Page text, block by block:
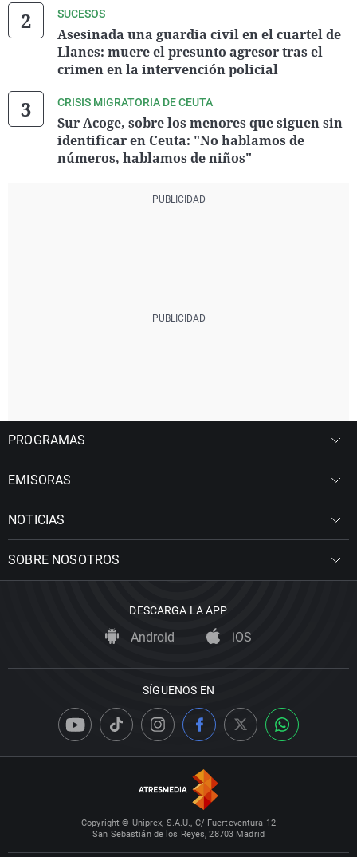
SUCESOS
Asesinada una guardia civil en el cuartel de
Llanes: muere el presunto agresor tras el
crimen en la intervención policial
CRISIS MIGRATORIA DE CEUTA
Sur Acoge, sobre los menores que siguen sin
identificar en Ceuta: "No hablamos de
números, hablamos de niños"
PROGRAMAS
EMISORAS
NOTICIAS
SOBRE NOSOTROS
DESCARGA LA APP
Android iOS
SÍGUENOS EN
Copyright © Uniprex, S.A.U., C/ Fuerteventura 12
San Sebastián de los Reyes, 28703 Madrid